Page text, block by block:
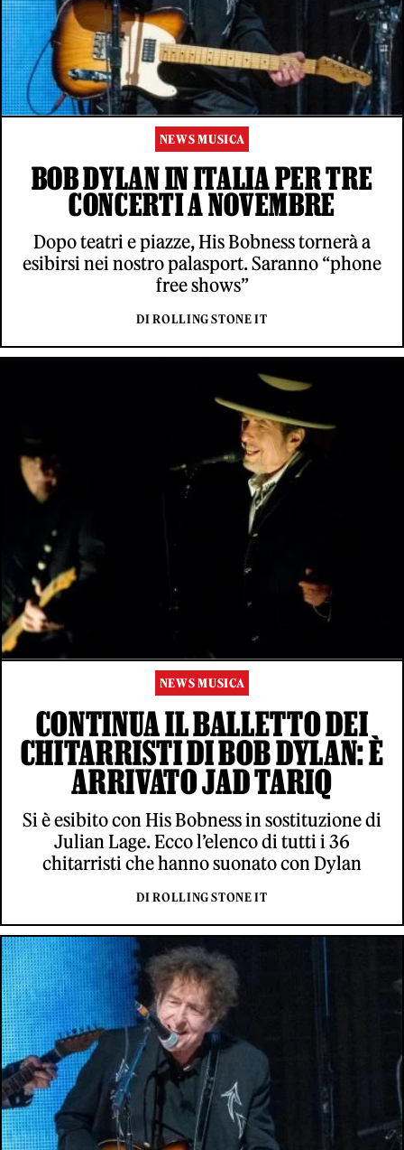
NEWS MUSICA
BOB DYLAN IN ITALIA PER TRE
CONCERTI A NOVEMBRE
Dopo teatri e piazze, His Bobness tornerà a
esibirsi nei nostro palasport. Saranno “phone
free shows”
DI ROLLING STONE IT
NEWS MUSICA
CONTINUA IL BALLETTO DEI
CHITARRISTI DI BOB DYLAN: È
ARRIVATO JAD TARIQ
Si è esibito con His Bobness in sostituzione di
Julian Lage. Ecco l’elenco di tutti i 36
chitarristi che hanno suonato con Dylan
DI ROLLING STONE IT